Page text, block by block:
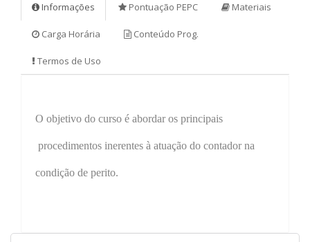
Informações Pontuação PEPC Materiais
Carga Horária Conteúdo Prog.
Termos de Uso
O objetivo do curso é abordar os principais
procedimentos inerentes à atuação do contador na
condição de perito.